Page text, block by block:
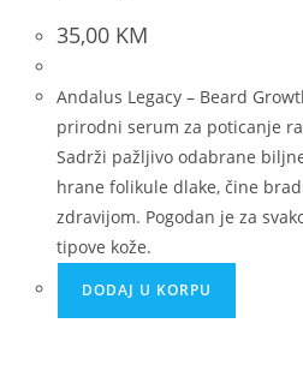
35,00 KM
Andalus Legacy – Beard
prirodni serum za poticanje
Sadrži pažljivo odabrane
hrane folikule dlake, čine
zdravijom. Pogodan je za
tipove kože.
DODAJ U KORPU